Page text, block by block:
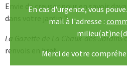
En cas d'urgence, vous
mail à l'adresse :
Merci de votre
Envie de creuser pour en savoir
dans votre jardin ?
La Gazette de La Chaux-des-Jardins
renvois en bref.